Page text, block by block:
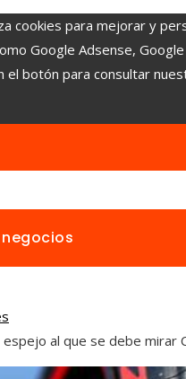
cookies para mejorar y
Google Adsense,
el botón para consultar
social
al que se debe mirar